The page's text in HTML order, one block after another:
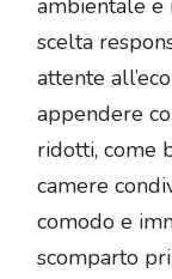
ambientale e
scelta
attente
appendere
ridotti, come
camere
comodo e
scomparto